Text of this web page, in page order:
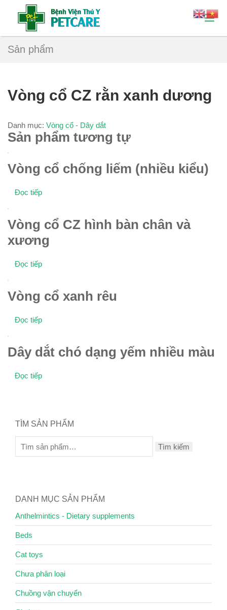
Sản phẩm
Vòng cổ CZ rằn xanh dương
Danh mục: Vòng cổ - Dây dắt
Sản phẩm tương tự
Vòng cổ chống liếm (nhiều kiểu)
Đọc tiếp
Vòng cổ CZ hình bàn chân và
xương
Đọc tiếp
Vòng cổ xanh rêu
Đọc tiếp
Dây dắt chó dạng yếm nhiều màu
Đọc tiếp
TÌM SẢN PHẨM
Tìm kiếm
DANH MỤC SẢN PHẨM
Anthelmintics - Dietary supplements
Beds
Cat toys
Chưa phân loại
Chuồng vận chuyển